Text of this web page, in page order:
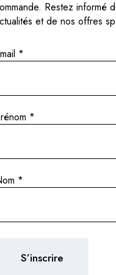
Restez informé
et de nos offres
*
*
*